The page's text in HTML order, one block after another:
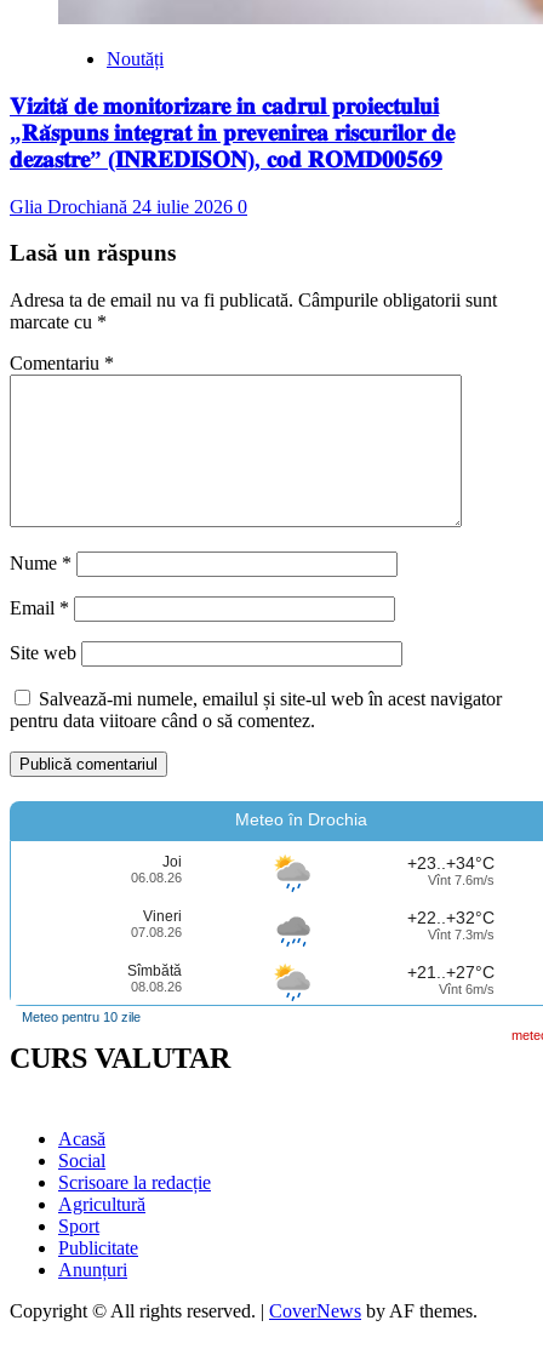
Noutăți
𝐕𝐢𝐳𝐢𝐭𝐚̆ 𝐝𝐞 𝐦𝐨𝐧𝐢𝐭𝐨𝐫𝐢𝐳𝐚𝐫𝐞 𝐢𝐧 𝐜𝐚𝐝𝐫𝐮𝐥 𝐩𝐫𝐨𝐢𝐞𝐜𝐭𝐮𝐥𝐮𝐢
„𝐑𝐚̆𝐬𝐩𝐮𝐧𝐬 𝐢𝐧𝐭𝐞𝐠𝐫𝐚𝐭 𝐢𝐧 𝐩𝐫𝐞𝐯𝐞𝐧𝐢𝐫𝐞𝐚 𝐫𝐢𝐬𝐜𝐮𝐫𝐢𝐥𝐨𝐫 𝐝𝐞
𝐝𝐞𝐳𝐚𝐬𝐭𝐫𝐞” (𝐈𝐍𝐑𝐄𝐃𝐈𝐒𝐎𝐍), 𝐜𝐨𝐝 𝐑𝐎𝐌𝐃𝟎𝟎𝟓𝟔𝟗
Glia Drochiană 24 iulie 2026 0
Lasă un răspuns
Adresa ta de email nu va fi publicată. Câmpurile obligatorii sunt
marcate cu *
Comentariu *
Nume *
Email *
Site web
Salvează-mi numele, emailul și site-ul web în acest navigator
pentru data viitoare când o să comentez.
Meteo în Drochia
Joi
06.08.26
+23..+34°C
Vînt 7.6m/s
Vineri
07.08.26
+22..+32°C
Vînt 7.3m/s
Sîmbătă
08.08.26
+21..+27°C
Vînt 6m/s
Meteo pentru 10 zile
CURS VALUTAR
Acasă
Social
Scrisoare la redacție
Agricultură
Sport
Publicitate
Anunțuri
Copyright © All rights reserved. | CoverNews by AF themes.